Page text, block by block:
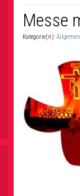
Messe
Kategorie(n):